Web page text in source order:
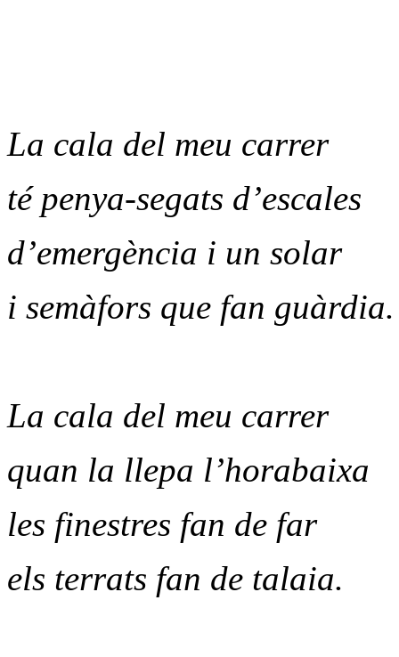
La cala del meu carrer
té penya-segats d’escales
d’emergència i un solar
i semàfors que fan guàrdia.
La cala del meu carrer
quan la llepa l’horabaixa
les finestres fan de far
els terrats fan de talaia.